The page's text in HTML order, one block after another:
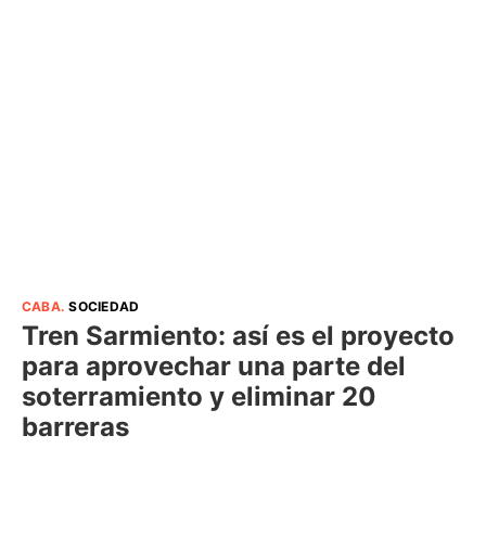
CABA.SOCIEDAD
Tren Sarmiento: así es el proyecto
para aprovechar una parte del
soterramiento y eliminar 20
barreras